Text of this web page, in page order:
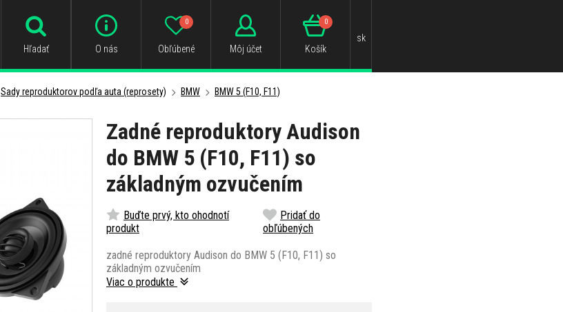
Hľadať O nás Obľúbené
0
Môj účet Košík
0
sk
Sady reproduktorov podľa auta (reprosety) BMW BMW 5 (F10, F11)
Zadné reproduktory Audison
do BMW 5 (F10, F11) so
základným ozvučením
Buďte prvý, kto ohodnotí
produkt
Pridať do
obľúbených
zadné reproduktory Audison do BMW 5 (F10, F11) so
základným ozvučením
Viac o produkte